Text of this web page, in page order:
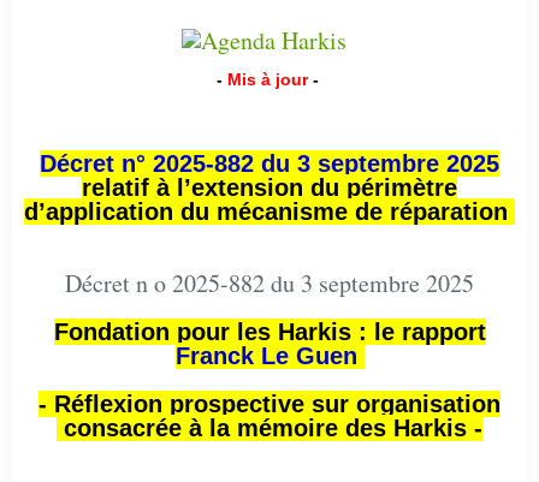
- Mis à jour -
Décret n° 2025-882 du 3 septembre 2025
relatif à l’extension du périmètre
d’application du mécanisme de réparation
Décret n o 2025-882 du 3 septembre 2025
Fondation pour les Harkis : le rapport
Franck Le Guen
- Réflexion prospective sur organisation
consacrée à la mémoire des Harkis -